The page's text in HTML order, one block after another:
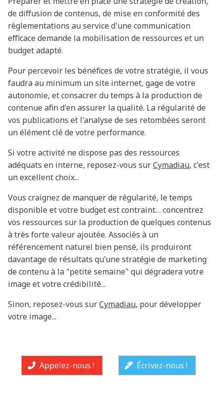
de diffusion de contenus, de mise en conformité des
règlementations au service d'une communication
efficace demande la mobilisation de ressources et un
budget adapté.
Pour percevoir les bénéfices de votre stratégie, il vous
faudra au minimum un site internet, gage de votre
autonomie, et consacrer du temps à la production de
contenue afin d'en assurer la qualité. La régularité de
vos publications et l'analyse de ses retombées seront
un élément clé de votre performance.
Si votre activité ne dispose pas des ressources
adéquats en interne, reposez-vous surCymadiau, c'est
un excellent choix...
Vous craignez de manquer de régularité, le temps
disponible et votre budget est contraint… concentrez
vos ressources sur la production de quelques contenus
à très forte valeur ajoutée. Associés à un
référencement naturel bien pensé, ils produiront
davantage de résultats qu’une stratégie de marketing
de contenu à la "petite semaine" qui dégradera votre
image et votre crédibilité...
Sinon, reposez-vous surCymadiau, pour développer
votre image...
Appelez-nous ! Écrivez-nous !